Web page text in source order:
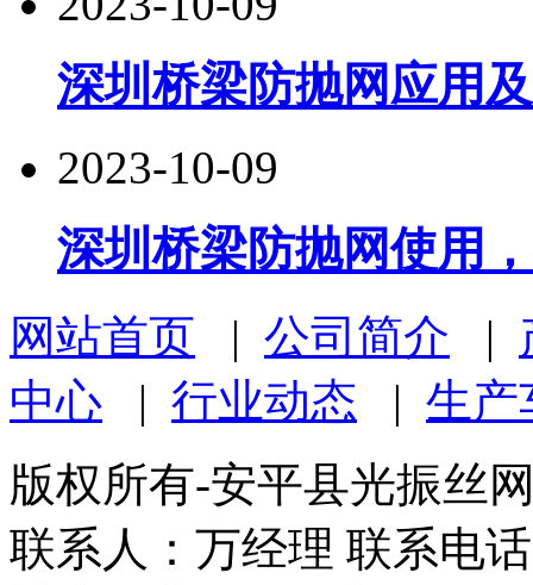
深圳桥梁防抛网应用
2023-10-09
深圳桥梁防抛网使用
网站首页 | 公司简介 |
中心 | 行业动态 | 生产
版权所有-安平县光振丝
联系人：万经理 联系电